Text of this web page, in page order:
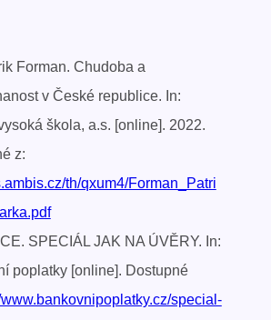
Forman. Chudoba a
v České republice. In:
škola, a.s. [online]. 2022.
z:
th/qxum4/Forman_Patri
SPECIÁL JAK NA ÚVĚRY. In:
poplatky [online]. Dostupné
www.bankovnipoplatky.cz/special-